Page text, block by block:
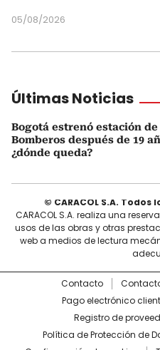
05/08/2026
Últimas Noticias
Bogotá estrenó estación de
Bomberos después de 19
¿dónde queda?
© CARACOL S.A.
CARACOL S.A. realiza una
usos de las obras y otras
web a medios de lectura
Contacto
Pago electrónico
Registro de
Política de Protección de